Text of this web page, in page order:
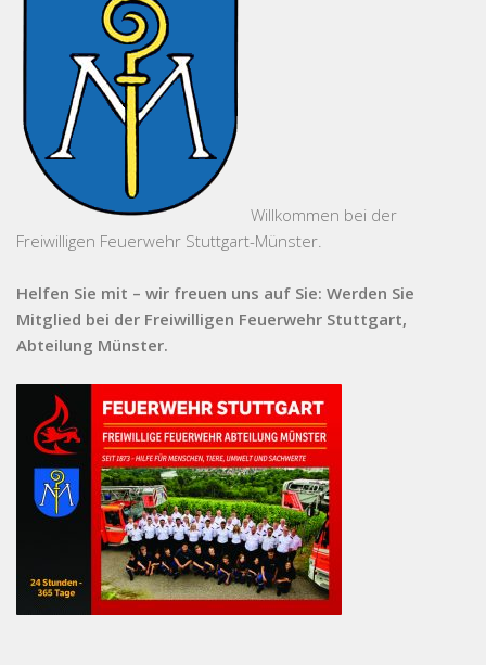
Willkommen bei der
Freiwilligen Feuerwehr Stuttgart-Münster.
Helfen Sie mit – wir freuen uns auf Sie: Werden Sie
Mitglied bei der Freiwilligen Feuerwehr Stuttgart,
Abteilung Münster.